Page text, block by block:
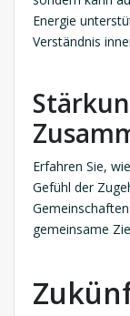
Energie
Verständnis
Erfahren Sie,
Gefühl der
gemeinsame